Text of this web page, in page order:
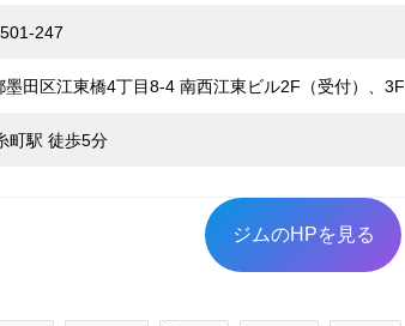
247
墨田区江東橋4丁目8-4 南西江東ビル2F（受付）、3F
町駅 徒歩5分
ジムのHPを見る